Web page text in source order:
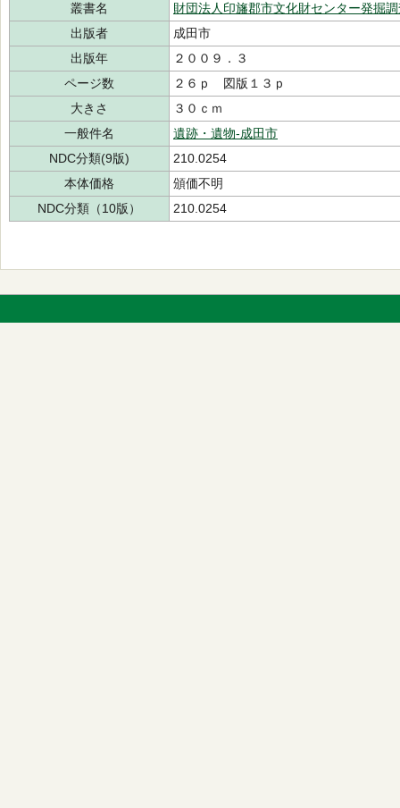
叢書名
財団法人印旛郡市文化財センター発掘
出版者
成田市
出版年
２００９．３
ページ数
２６ｐ 図版１３ｐ
大きさ
３０ｃｍ
一般件名
遺跡・遺物-成田市
NDC分類(9版)
210.0254
本体価格
頒価不明
NDC分類（10版）
210.0254